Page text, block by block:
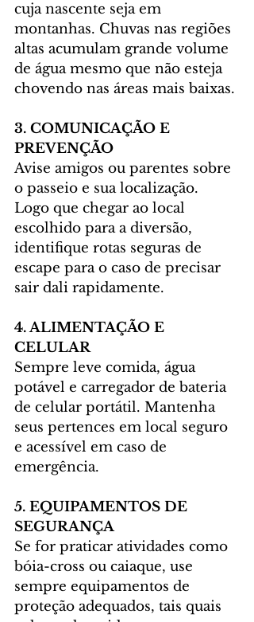
cuja nascente seja em
montanhas. Chuvas nas regiões
altas acumulam grande volume
de água mesmo que não esteja
chovendo nas áreas mais baixas.
3. COMUNICAÇÃO E
PREVENÇÃO
Avise amigos ou parentes sobre
o passeio e sua localização.
Logo que chegar ao local
escolhido para a diversão,
identifique rotas seguras de
escape para o caso de precisar
sair dali rapidamente.
4. ALIMENTAÇÃO E
CELULAR
Sempre leve comida, água
potável e carregador de bateria
de celular portátil. Mantenha
seus pertences em local seguro
e acessível em caso de
emergência.
5. EQUIPAMENTOS DE
SEGURANÇA
Se for praticar atividades como
bóia-cross ou caiaque, use
sempre equipamentos de
proteção adequados, tais quais